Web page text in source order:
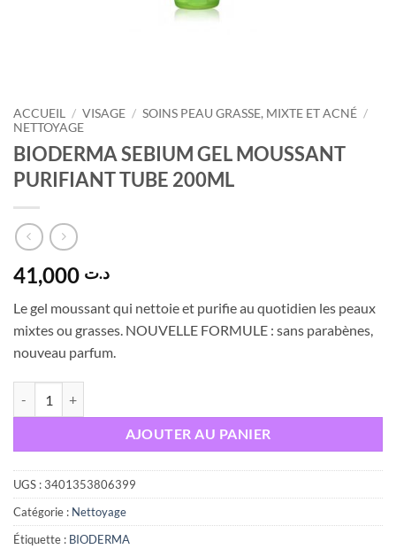
ACCUEIL / VISAGE / SOINS PEAU GRASSE, MIXTE ET ACNÉ /
NETTOYAGE
BIODERMA SEBIUM GEL MOUSSANT
PURIFIANT TUBE 200ML
د.ت
Le gel moussant qui nettoie et purifie au quotidien les peaux
mixtes ou grasses. NOUVELLE FORMULE : sans parabènes,
nouveau parfum.
AJOUTER AU PANIER
UGS :3401353806399
Catégorie : Nettoyage
Étiquette : BIODERMA